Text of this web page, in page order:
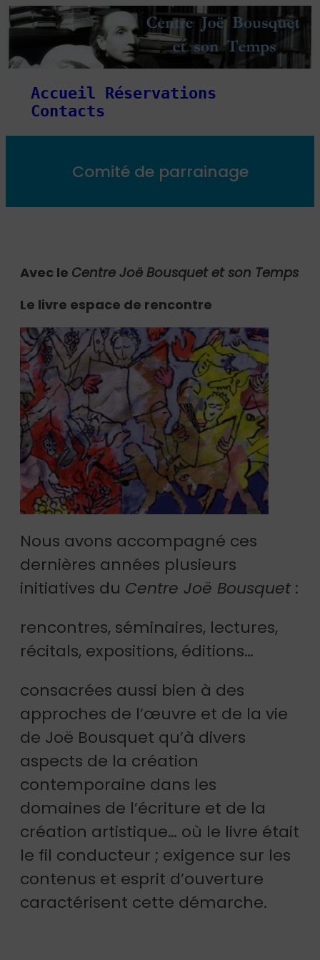
Accueil
Réservations
Contacts
Comité de parrainage
Avec le Centre Joë Bousquet et son Temps
Le livre espace de rencontre
Nous avons accompagné ces
dernières années plusieurs
initiatives du Centre Joë Bousquet :
rencontres, séminaires, lectures,
récitals, expositions, éditions…
consacrées aussi bien à des
approches de l’œuvre et de la vie
de Joë Bousquet qu’à divers
aspects de la création
contemporaine dans les
domaines de l’écriture et de la
création artistique… où le livre était
le fil conducteur ; exigence sur les
contenus et esprit d’ouverture
caractérisent cette démarche.